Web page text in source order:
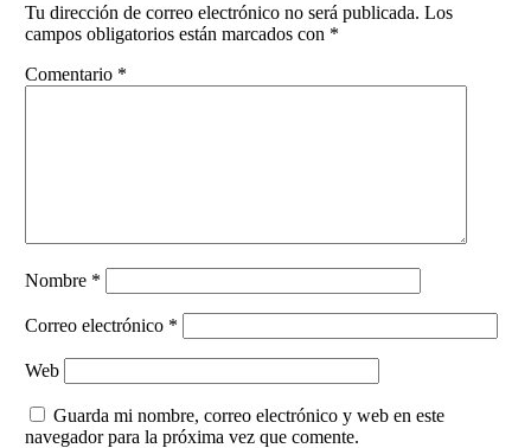
Tu dirección de correo electrónico no será publicada. Los
campos obligatorios están marcados con *
Comentario *
Nombre *
Correo electrónico *
Web
Guarda mi nombre, correo electrónico y web en este
navegador para la próxima vez que comente.